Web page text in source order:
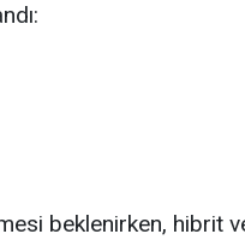
beklenirken, hibrit